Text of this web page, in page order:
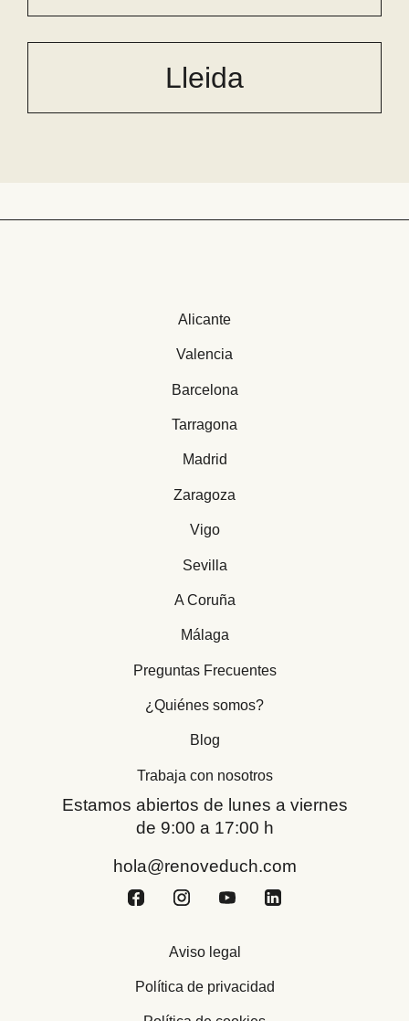
Lleida
Alicante
Valencia
Barcelona
Tarragona
Madrid
Zaragoza
Vigo
Sevilla
A Coruña
Málaga
Preguntas Frecuentes
¿Quiénes somos?
Blog
Trabaja con nosotros
Estamos abiertos de lunes a viernes
de 9:00 a 17:00 h
hola@renoveduch.com
Aviso legal
Política de privacidad